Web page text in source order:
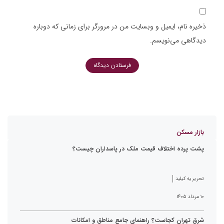
ذخیره نام، ایمیل و وبسایت من در مرورگر برای زمانی که دوباره
دیدگاهی می‌نویسم.
بازار مسکن
پشت پرده اختلاف قیمت ملک در پاسداران چیست؟
تحریریه کیلید
۱۰ مرداد ۱۴۰۵
شرق تهران کجاست؟ راهنمای جامع مناطق و امکانات